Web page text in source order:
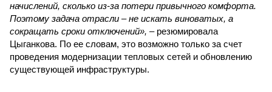
начислений, сколько из-за потери привычного комфорта.
Поэтому задача отрасли – не искать виноватых, а
сокращать сроки отключений», – резюмировала
Цыганкова. По ее словам, это возможно только за счет
проведения модернизации тепловых сетей и обновлению
существующей инфраструктуры.